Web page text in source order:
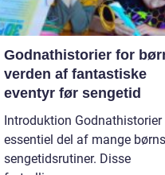
Godnathistorier for
verden af fantastiske
eventyr før sengetid
Introduktion Godnathistorier er en
essentiel del af mange børns
sengetidsrutiner. Disse